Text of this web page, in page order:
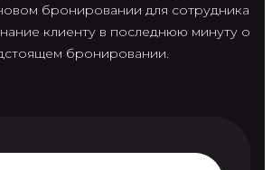
бронировании для сотрудника
клиенту в последнюю минуту о
бронировании.